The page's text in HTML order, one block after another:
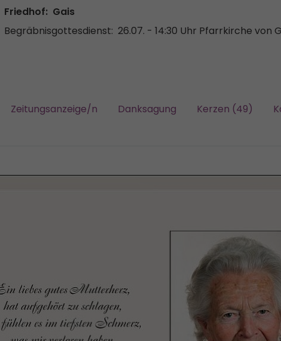
Friedhof: Gais
Begräbnisgottesdienst: 26.07. - 14:30 Uhr Pfarrkirche von
Zeitungsanzeige/n Danksagung Kerzen (49)